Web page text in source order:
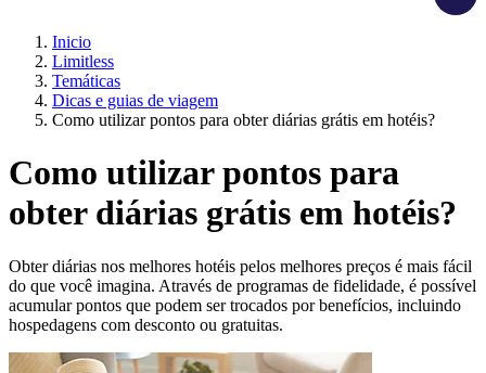
Inicio
Limitless
Temáticas
Dicas e guias de viagem
Como utilizar pontos para obter diárias grátis em hotéis?
Como utilizar pontos para
obter diárias grátis em hotéis?
Obter diárias nos melhores hotéis pelos melhores preços é mais fácil
do que você imagina. Através de programas de fidelidade, é possível
acumular pontos que podem ser trocados por benefícios, incluindo
hospedagens com desconto ou gratuitas.